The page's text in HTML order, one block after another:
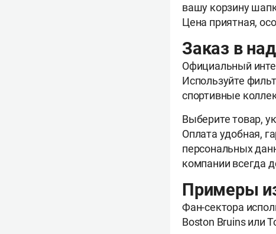
вашу корзину
Цена приятная,
Заказ в
Официальный
Используйте
спортивные
Выберите товар,
Оплата удобная,
персональных
компании всегда
Примеры
Фан-сектора
Boston Bruins или